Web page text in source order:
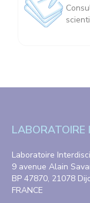
LABORATOIRE
Laboratoire
9 avenue Alain
BP 47870, 21078
FRANCE